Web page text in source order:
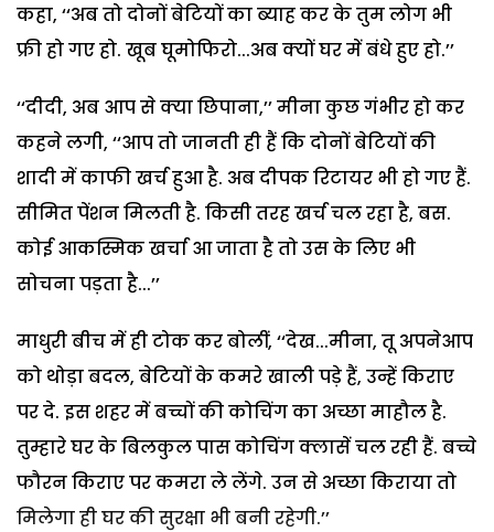
कहा, ‘‘अब तो दोनों बेटियों का ब्याह कर के तुम लोग भी
फ्री हो गए हो. खूब घूमोफिरो...अब क्यों घर में बंधे हुए हो.’’
‘‘दीदी, अब आप से क्या छिपाना,’’ मीना कुछ गंभीर हो कर
कहने लगी, ‘‘आप तो जानती ही हैं कि दोनों बेटियों की
शादी में काफी खर्च हुआ है. अब दीपक रिटायर भी हो गए हैं.
सीमित पेंशन मिलती है. किसी तरह खर्च चल रहा है, बस.
कोई आकस्मिक खर्चा आ जाता है तो उस के लिए भी
सोचना पड़ता है...’’
माधुरी बीच में ही टोक कर बोलीं, ‘‘देख...मीना, तू अपनेआप
को थोड़ा बदल, बेटियों के कमरे खाली पड़े हैं, उन्हें किराए
पर दे. इस शहर में बच्चों की कोचिंग का अच्छा माहौल है.
तुम्हारे घर के बिलकुल पास कोचिंग क्लासें चल रही हैं. बच्चे
फौरन किराए पर कमरा ले लेंगे. उन से अच्छा किराया तो
मिलेगा ही घर की सुरक्षा भी बनी रहेगी.’’